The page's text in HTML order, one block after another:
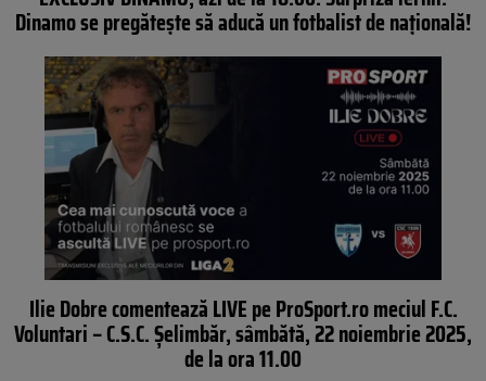
Dinamo se pregătește să aducă un fotbalist de națională!
Ilie Dobre comentează LIVE pe ProSport.ro meciul F.C.
Voluntari – C.S.C. Șelimbăr, sâmbătă, 22 noiembrie 2025,
de la ora 11.00